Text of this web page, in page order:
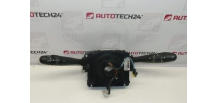
Παγκόσμια αποστολή